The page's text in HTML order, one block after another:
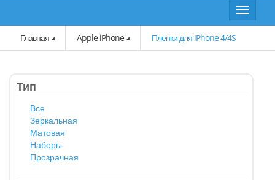
Toggle
Главная
Apple iPhone Плёнки для iPhone 4/4S
Тип
Все
Зеркальная
Матовая
Наборы
Прозрачная